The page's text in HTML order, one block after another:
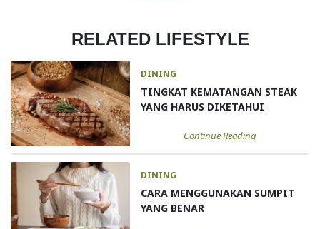
RELATED LIFESTYLE
DINING
TINGKAT KEMATANGAN STEAK
YANG HARUS DIKETAHUI
Continue Reading
DINING
CARA MENGGUNAKAN SUMPIT
YANG BENAR